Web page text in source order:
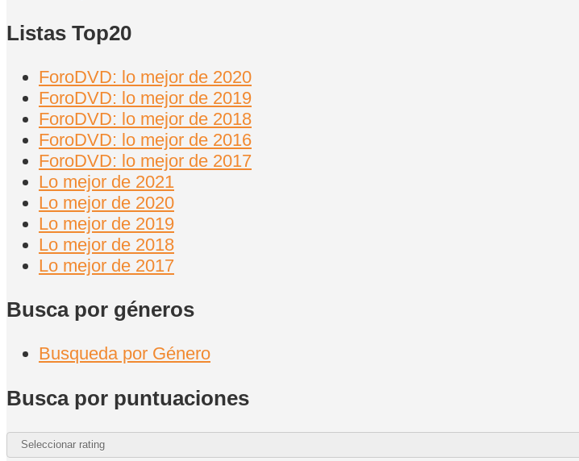
Listas Top20
ForoDVD: lo mejor de 2020
ForoDVD: lo mejor de 2019
ForoDVD: lo mejor de 2018
ForoDVD: lo mejor de 2016
ForoDVD: lo mejor de 2017
Lo mejor de 2021
Lo mejor de 2020
Lo mejor de 2019
Lo mejor de 2018
Lo mejor de 2017
Busca por géneros
Busqueda por Género
Busca por puntuaciones